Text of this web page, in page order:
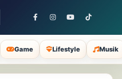
Game Lifestyle Musik